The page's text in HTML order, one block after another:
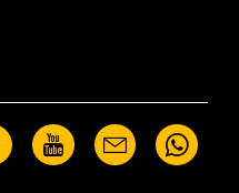
FacebookYoutube Newsletter